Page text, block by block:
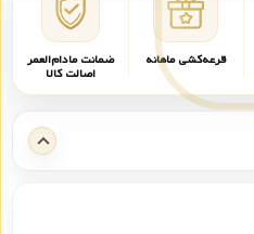
قرعه‌کشی ماهانه ضمانت مادام‌العمر
اصالت کالا